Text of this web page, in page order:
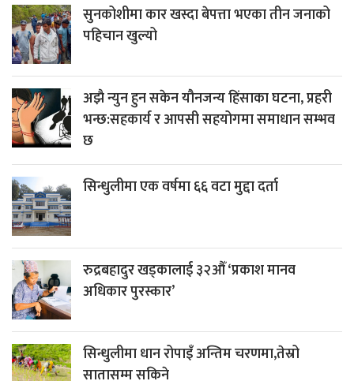
सुनकोशीमा कार खस्दा बेपत्ता भएका तीन जनाको
पहिचान खुल्यो
अझै न्युन हुन सकेन यौनजन्य हिंसाका घटना, प्रहरी
भन्छ:सहकार्य र आपसी सहयोगमा समाधान सम्भव
छ
सिन्धुलीमा एक वर्षमा ६६ वटा मुद्दा दर्ता
रुद्रबहादुर खड्कालाई ३२औँ ‘प्रकाश मानव
अधिकार पुरस्कार’
सिन्धुलीमा धान रोपाइँ अन्तिम चरणमा,तेस्रो
सातासम्म सकिने